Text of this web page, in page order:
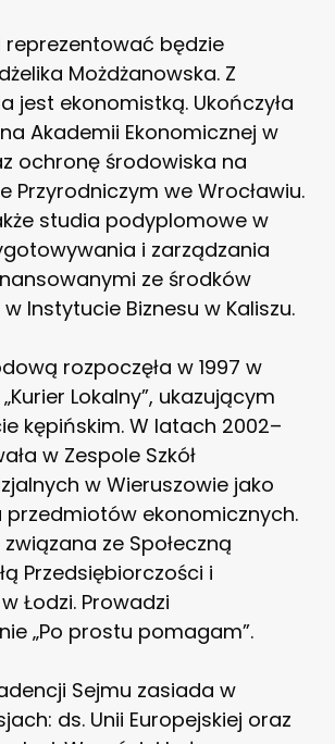
reprezentować będzie
Możdżanowska. Z
jest ekonomistką. Ukończyła
Akademii Ekonomicznej w
ochronę środowiska na
Przyrodniczym we Wrocławiu.
studia podyplomowe w
i zarządzania
ze środków
Instytucie Biznesu w Kaliszu.
rozpoczęła w 1997 w
Lokalny”, ukazującym
kępińskim. W latach 2002–
w Zespole Szkół
w Wieruszowie jako
przedmiotów ekonomicznych.
ze Społeczną
Przedsiębiorczości i
Łodzi. Prowadzi
„Po prostu pomagam”.
Sejmu zasiada w
ds. Unii Europejskiej oraz